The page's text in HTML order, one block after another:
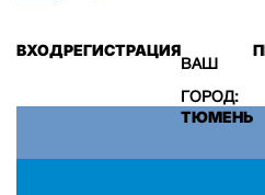
ВХОДРЕГИСТРАЦИЯ
ВАШ
ГОРОД:
ТЮМЕНЬ